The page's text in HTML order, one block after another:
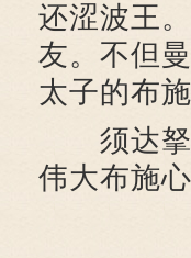
还涩波王
友。不但
太子的布
须达拏
伟大布施